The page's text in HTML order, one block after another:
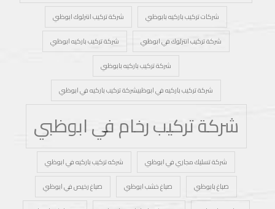
شركات تركيب باركيه بابوظبي
شركة تركيب انترلوك ابوظبي
شركة تركيب انترلوك في ابوظبي
شركة تركيب باركيه ابوظبي
شركة تركيب باركيه بابوظبي
شركة تركيب باركيه في ابوظبيشركة تركيب باركيه في ابوظبي
شركة تركيب رخام في ابوظبي
شركة تسليك مجاري في ابوظبي
شركه تركيب باركيه في ابوظبي
صباغ بابوظبي
صباغ خشب ابوظبي
صباغ رخيص في ابوظبي